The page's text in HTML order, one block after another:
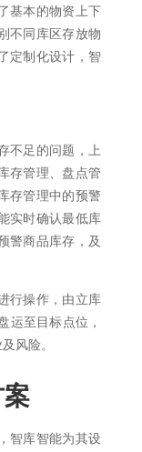
基本的物资上下
不同库区存放物
定制化设计，智
不足的问题，上
存管理、盘点管
存管理中的预警
实时确认最低库
警商品库存，及
行操作，由立库
运至目标点位，
风险。
智库智能为其设